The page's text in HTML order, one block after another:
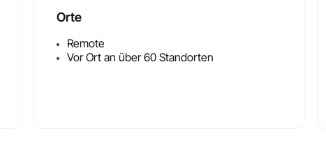
Orte
Remote
Vor Ort an über 60 Standorten